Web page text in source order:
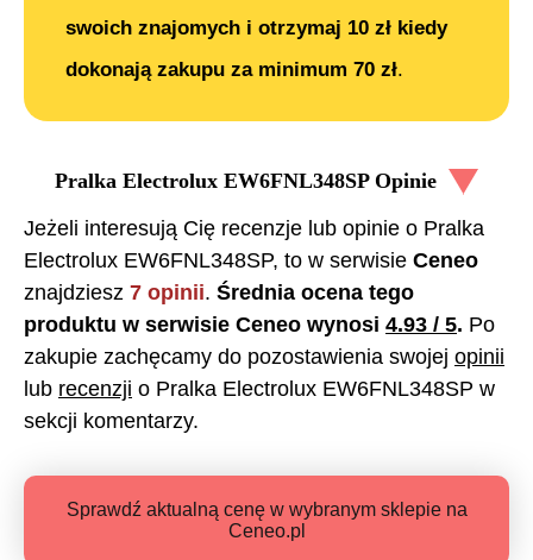
swoich znajomych i otrzymaj 10 zł kiedy
dokonają zakupu za minimum 70 zł.
Pralka Electrolux EW6FNL348SPOpinie
Jeżeli interesują Cię recenzje lub opinie o Pralka
Electrolux EW6FNL348SP, to w serwisie Ceneo
znajdziesz 7 opinii. Średnia ocena tego
produktu w serwisie Ceneo wynosi 4.93 / 5. Po
zakupie zachęcamy do pozostawienia swojej opinii
lub recenzji o Pralka Electrolux EW6FNL348SP w
sekcji komentarzy.
Sprawdź aktualną cenę w wybranym sklepie na
Ceneo.pl